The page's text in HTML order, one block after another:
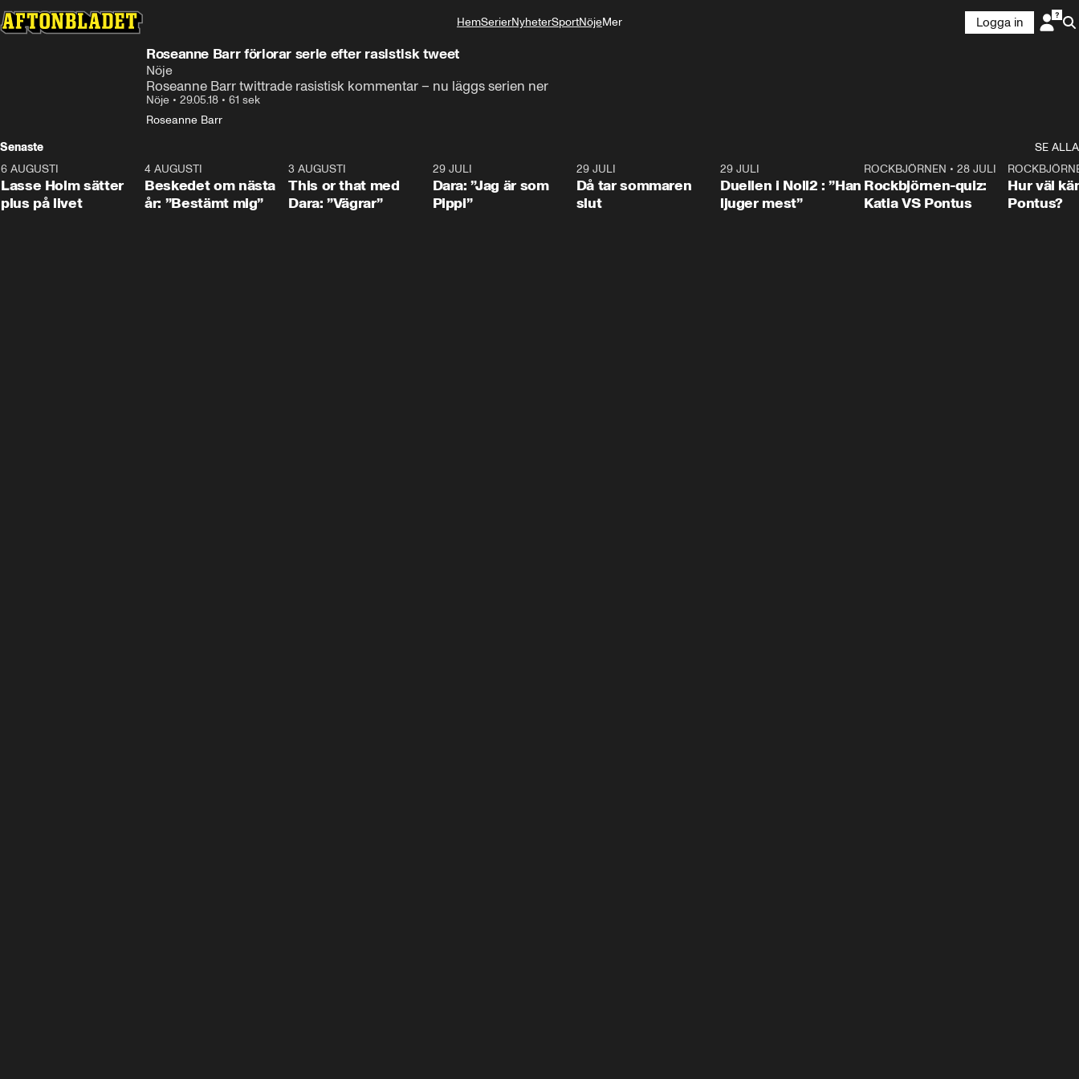
HemSerierNyheterSportNöjeMer
Logga in
Roseanne Barr förlorar serie efter rasistisk tweet
Nöje
Roseanne Barr twittrade rasistisk kommentar – nu läggs serien ner
Nöje • 29.05.18 • 61 sek
Roseanne Barr
Senaste
SE ALLA
1:04
6 AUGUSTI
Lasse Holm sätter
plus på livet
0:24
4 AUGUSTI
Beskedet om nästa
år: ”Bestämt mig”
3 AUGUSTI
This or that med
Dara: ”Vägrar”
29 JULI
Dara: ”Jag är som
Pippi”
29 JULI
Då tar sommaren
slut
29 JULI
Duellen i Noll2 : ”Han
ljuger mest”
0:15
ROCKBJÖRNEN •28 JULI
Rockbjörnen-quiz:
Katia VS Pontus
Hur väl
Pontus?